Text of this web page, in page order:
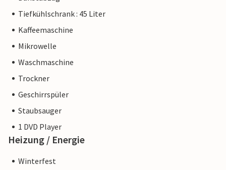
Tiefkühlschrank : 45 Liter
Kaffeemaschine
Mikrowelle
Waschmaschine
Trockner
Geschirrspüler
Staubsauger
1 DVD Player
Heizung / Energie
Winterfest